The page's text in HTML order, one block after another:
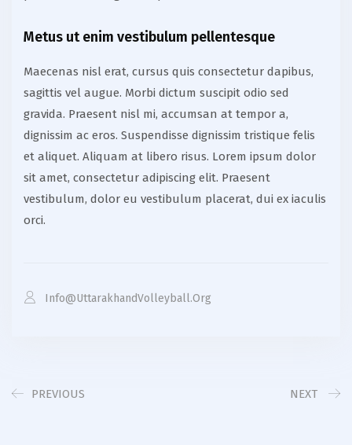
Metus ut enim vestibulum pellentesque
Maecenas nisl erat, cursus quis consectetur dapibus,
sagittis vel augue. Morbi dictum suscipit odio sed
gravida. Praesent nisl mi, accumsan at tempor a,
dignissim ac eros. Suspendisse dignissim tristique felis
et aliquet. Aliquam at libero risus. Lorem ipsum dolor
sit amet, consectetur adipiscing elit. Praesent
vestibulum, dolor eu vestibulum placerat, dui ex iaculis
orci.
Info@uttarakhandVolleyball.org
PREVIOUS NEXT